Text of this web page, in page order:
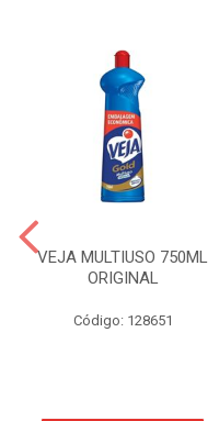
VEJA MULTIUSO 750ML
ORIGINAL
Código: 128651